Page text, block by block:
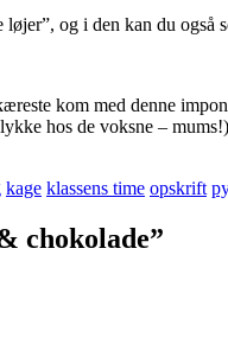
og i den kan du også
kom med denne
hos de voksne – mums!)
kage klassens time opskrift
chokolade”